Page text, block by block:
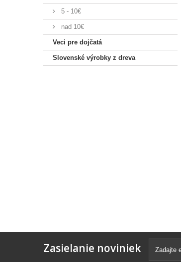
5 - 10€
nad 10€
Veci pre dojčatá
Slovenské výrobky z dreva
Zasielanie noviniek